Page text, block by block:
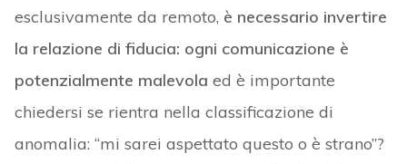
esclusivamente da remoto, è necessario invertire
la relazione di fiducia: ogni comunicazione è
potenzialmente malevola ed è importante
chiedersi se rientra nella classificazione di
anomalia: “mi sarei aspettato questo o è strano”?